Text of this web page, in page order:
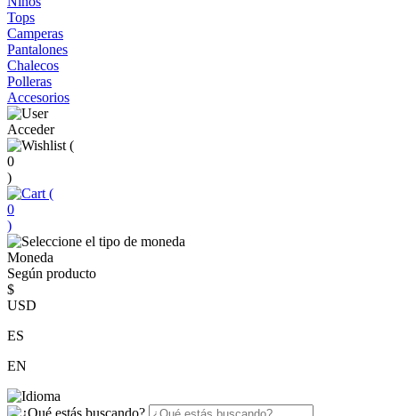
Tops
Camperas
Pantalones
Chalecos
Polleras
Accesorios
Acceder
(
0
)
(
0
)
Moneda
Según producto
$
USD
ES
EN